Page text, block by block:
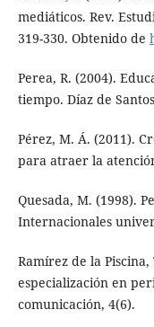
mediáticos. Rev.
319-330. Obtenido de
Perea, R. (2004).
tiempo. Díaz de
Pérez, M. Á. (2011).
para atraer la
Quesada, M. (1998).
Internacionales
Ramírez de la
especialización en
comunicación, 4(6).